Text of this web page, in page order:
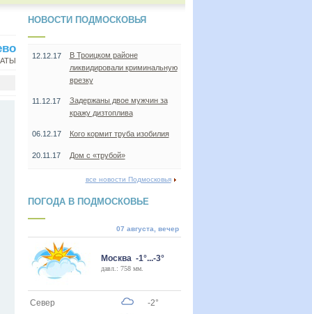
НОВОСТИ ПОДМОСКОВЬЯ
12.12.17
В Троицком районе
ликвидировали криминальную
врезку
11.12.17
Задержаны двое мужчин за
кражу дизтоплива
06.12.17 Кого кормит труба изобилия
20.11.17 Дом с «трубой»
все новости Подмосковья
ПОГОДА В ПОДМОСКОВЬЕ
07 августа, вечер
Москва -1°...-3°
давл.: 758 мм.
Север
-2°